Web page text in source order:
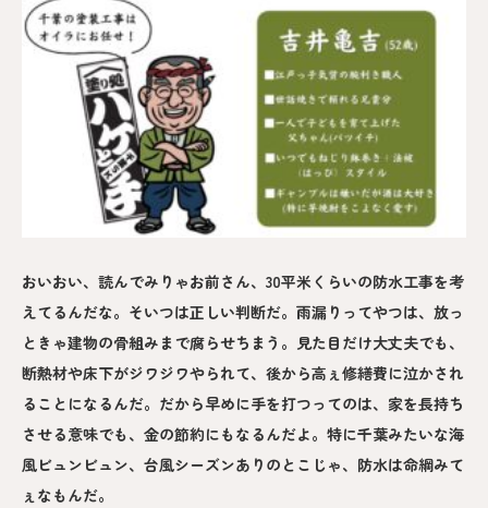
おいおい、読んでみりゃお前さん、30平米くらいの防水工事を考
えてるんだな。そいつは正しい判断だ。雨漏りってやつは、放っ
ときゃ建物の骨組みまで腐らせちまう。見た目だけ大丈夫でも、
断熱材や床下がジワジワやられて、後から高ぇ修繕費に泣かされ
ることになるんだ。だから早めに手を打つってのは、家を長持ち
させる意味でも、金の節約にもなるんだよ。特に千葉みたいな海
風ビュンビュン、台風シーズンありのとこじゃ、防水は命綱みて
ぇなもんだ。